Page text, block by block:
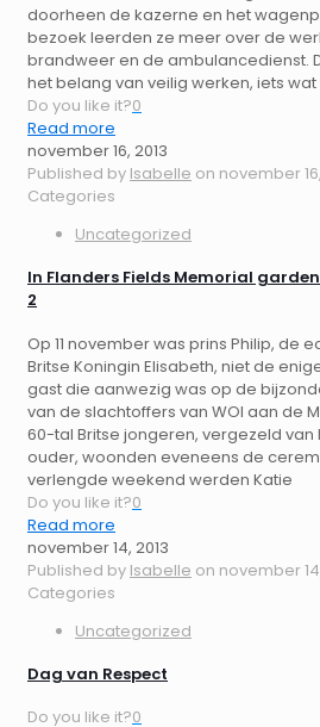
doorheen de kazerne en het
bezoek leerden ze meer over de
brandweer en de ambulancedienst.
het belang van veilig werken, iets
Do you like it?0
Read more
november 16, 2013
Published by Isabelle on november
Categories
Uncategorized
In Flanders Fields Memorial
2
Op 11 november was prins Philip, de
Britse Koningin Elisabeth, niet de
gast die aanwezig was op de
van de slachtoffers van WOI aan de
60-tal Britse jongeren, vergezeld van
ouder, woonden eveneens de
verlengde weekend werden Katie
Do you like it?0
Read more
november 14, 2013
Published by Isabelle on november
Categories
Uncategorized
Dag van Respect
Do you like it?0